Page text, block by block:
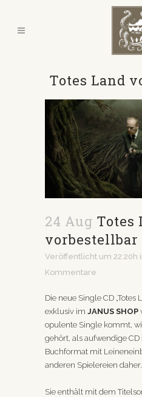
Totes Land
24 Aug Totes
vorbestellbar
Veröffentlicht um 22:20h
Kommentare
Die neue Single CD „Totes
exklusiv im JANUS SHOP
opulente Single kommt,
gehört, als aufwendige
Buchformat mit
anderen Spielereien daher.
Sie enthält mit dem